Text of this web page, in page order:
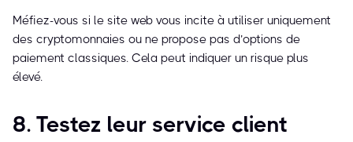
Méfiez-vous si le site web vous incite à utiliser uniquement
des cryptomonnaies ou ne propose pas d’options de
paiement classiques. Cela peut indiquer un risque plus
élevé.
8. Testez leur service client